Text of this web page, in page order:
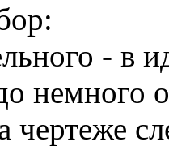
- в
немного
чертеже